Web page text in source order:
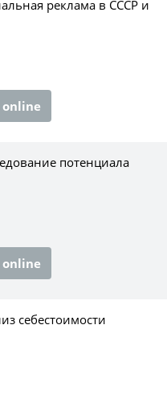
реклама в СССР и
online
потенциала
online
себестоимости